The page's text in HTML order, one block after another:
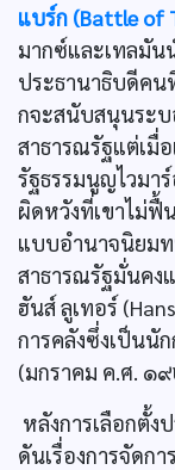
แบร์ก (Battle of
มากซ์และเทลมัน
ประธานาธิบดีคน
กจะสนับสนุนระ
สาธารณรัฐแต่เมื่
รัฐธรรมนูญไวมา
ผิดหวังที่เขาไม่
แบบอำนาจนิยม
สาธารณรัฐมั่นคง
ฮันส์ ลูเทอร์
การคลังซึ่งเป็นนั
(มกราคม ค.ศ.
หลังการเลือกตั้ง
ดันเรื่องการจัดก